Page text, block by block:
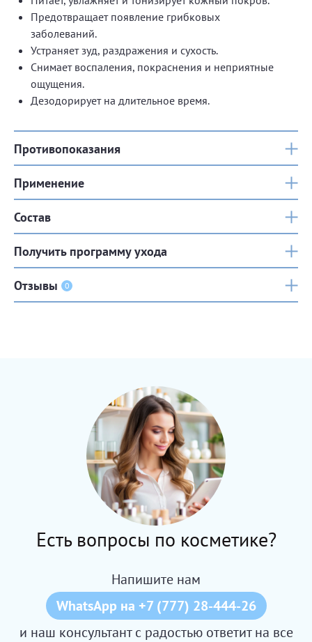
Предотвращает появление грибковых
заболеваний.
Устраняет зуд, раздражения и сухость.
Снимает воспаления, покраснения и неприятные
ощущения.
Дезодорирует на длительное время.
Противопоказания
Применение
Состав
Получить программу ухода
Отзывы 0
Есть вопросы по косметике?
Напишите нам
WhatsApp на +7 (777) 28-444-26
и наш консультант с радостью ответит на все